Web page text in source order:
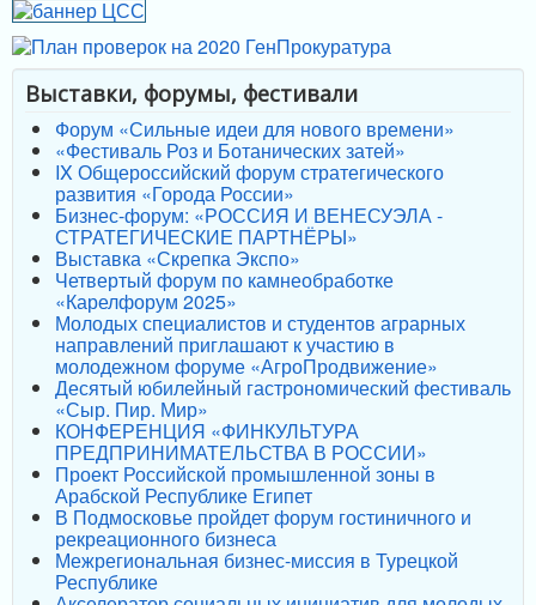
Выставки, форумы, фестивали
Форум «Сильные идеи для нового времени»
«Фестиваль Роз и Ботанических затей»
IX Общероссийский форум стратегического
развития «Города России»
Бизнес-форум: «РОССИЯ И ВЕНЕСУЭЛА -
СТРАТЕГИЧЕСКИЕ ПАРТНЁРЫ»
Выставка «Скрепка Экспо»
Четвертый форум по камнеобработке
«Карелфорум 2025»
Молодых специалистов и студентов аграрных
направлений приглашают к участию в
молодежном форуме «АгроПродвижение»
Десятый юбилейный гастрономический фестиваль
«Сыр. Пир. Мир»
КОНФЕРЕНЦИЯ «ФИНКУЛЬТУРА
ПРЕДПРИНИМАТЕЛЬСТВА В РОССИИ»
Проект Российской промышленной зоны в
Арабской Республике Египет
В Подмосковье пройдет форум гостиничного и
рекреационного бизнеса
Межрегиональная бизнес-миссия в Турецкой
Республике